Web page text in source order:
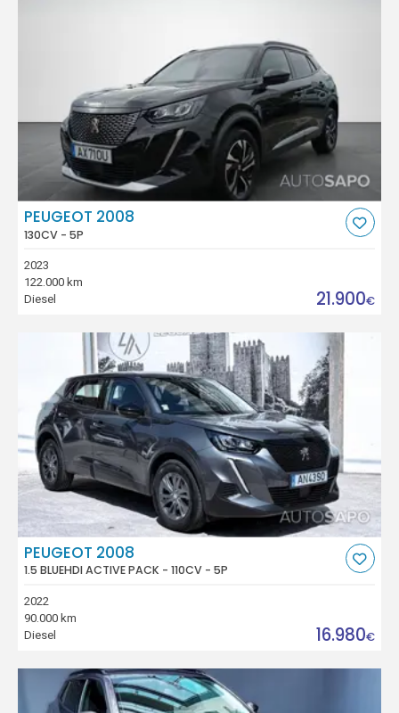
PEUGEOT 2008
130CV - 5P
2023
122.000 km
Diesel
21.900€
PEUGEOT 2008
1.5 BLUEHDI ACTIVE PACK - 110CV - 5P
2022
90.000 km
Diesel
16.980€